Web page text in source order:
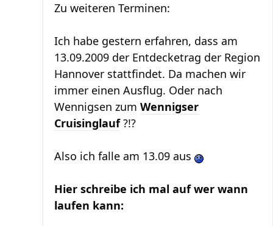
Zu weiteren Terminen:
Ich habe gestern erfahren, dass am
13.09.2009 der Entdecketrag der Region
Hannover stattfindet. Da machen wir
immer einen Ausflug. Oder nach
Wennigsen zum Wennigser
Cruisinglauf?!?
Also ich falle am 13.09 aus
Hier schreibe ich mal auf wer wann
laufen kann: